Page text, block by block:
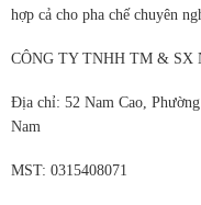
hợp cả cho pha chế chuyên
CÔNG TY TNHH TM &
Địa chỉ: 52 Nam Cao,
Nam
MST: 0315408071